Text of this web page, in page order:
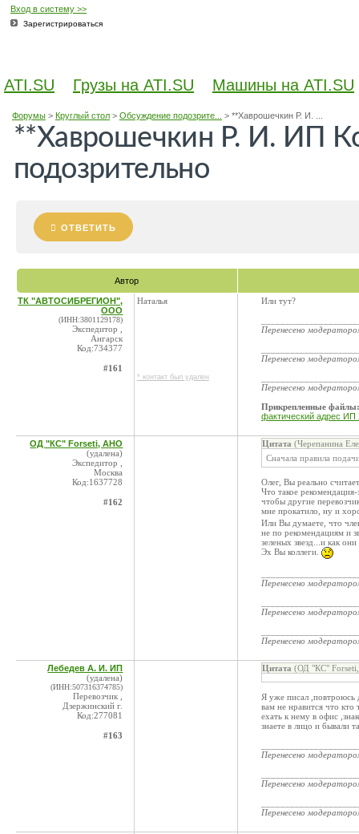
Вход в систему >>
Зарегистрироваться
ATI.SU Грузы на ATI.SU Машины на ATI.SU
Форумы> Круглый стол> Обсуждение подозрите... > **Хаврошечкин Р. И. ...
**Хаврошечкин Р. И. ИП
подозрительно
ОТВЕТИТЬ
Автор
ТК "АВТОСИБРЕГИОН",
ООО
(ИНН:3801129178)
Экспедитор ,
Ангарск
Код:734377
#161
Наталья
* контакт был удален
Или тут?
Перенесено
Перенесено
Перенесено
Прикрепленные файлы:
фактический адрес
ОД "КС" Forseti, АНО
(удалена)
Экспедитор ,
Москва
Код:1637728
#162
Цитата (Черепанина
Сначала правила
Олег, Вы реально
Что такое
чтобы другие
мне прокатило, ну и
Или Вы думаете, что
не по рекомендациям и
зеленых звезд...и как
Эх Вы коллеги.
Перенесено
Перенесено
Перенесено
Лебедев А. И. ИП
(удалена)
(ИНН:507316374785)
Перевозчик ,
Дзержинский г.
Код:277081
#163
Цитата (ОД "КС"
Я уже писал ,повтроюсь
вам не нравится что кто
ехать к нему в офис
знаете в лицо и бывали
Перенесено
Перенесено
Перенесено